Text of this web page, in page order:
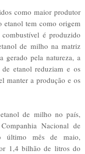
como maior produtor
etanol tem como origem
é produzido
de milho na matriz
gerado pela natureza, a
de etanol reduziam e os
manter a produção e os
de milho no país,
Nacional de
último mês de maio,
1,4 bilhão de litros do